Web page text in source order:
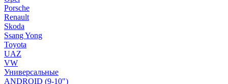
Porsche
Renault
Skoda
Ssang Yong
Toyota
UAZ
VW
Универсальные
ANDROID (9-10")